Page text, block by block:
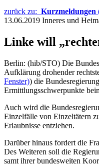
zurück zu: Kurzmeldungen
13.06.2019 Inneres und
Linke will
Berlin: (hib/STO) Die
Aufklärung drohender
Fenster)) die
Ermittlungsschwerpunkte
Auch wird die
Einzelfälle von Einzeltätern
Erlaubnisse entziehen.
Darüber hinaus fordert die
Des Weiteren soll die
samt ihrer bundesweiten